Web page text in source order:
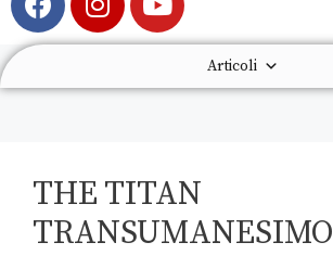
Articoli
THE TITAN
TRANSUMANESIMO